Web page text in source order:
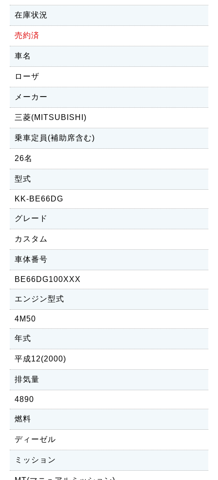
在庫状況
売約済
車名
ローザ
メーカー
三菱(MITSUBISHI)
乗車定員(補助席含む)
26名
型式
KK-BE66DG
グレード
カスタム
車体番号
BE66DG100XXX
エンジン型式
4M50
年式
平成12(2000)
排気量
4890
燃料
ディーゼル
ミッション